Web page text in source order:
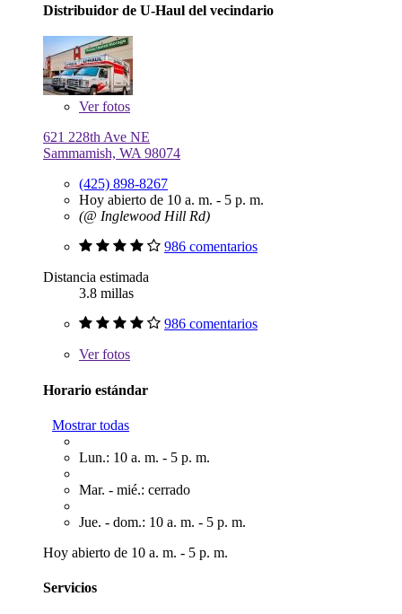
Distribuidor de U-Haul del vecindario
Verfotos
621 228th Ave NE
Sammamish, WA 98074
(425) 898-8267
Hoy abierto de 10 a. m. - 5 p. m.
(@ Inglewood Hill Rd)
986 comentarios
Distancia estimada
3.8 millas
986 comentarios
Verfotos
Horario estándar
Mostrar todas
Lun.: 10 a. m. - 5 p. m.
Mar. - mié.: cerrado
Jue. - dom.: 10 a. m. - 5 p. m.
Hoy abierto de 10 a. m. - 5 p. m.
Servicios